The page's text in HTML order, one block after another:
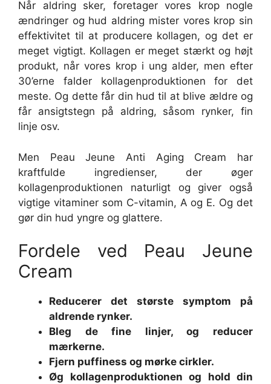
Når aldring sker, foretager vores krop nogle
ændringer og hud aldring mister vores krop sin
effektivitet til at producere kollagen, og det er
meget vigtigt. Kollagen er meget stærkt og højt
produkt, når vores krop i ung alder, men efter
30’erne falder kollagenproduktionen for det
meste. Og dette får din hud til at blive ældre og
får ansigtstegn på aldring, såsom rynker, fin
linje osv.
Men Peau Jeune Anti Aging Cream har
kraftfulde ingredienser, der øger
kollagenproduktionen naturligt og giver også
vigtige vitaminer som C-vitamin, A og E. Og det
gør din hud yngre og glattere.
Fordele ved Peau Jeune
Cream
Reducerer det største symptom på
aldrende rynker.
Bleg de fine linjer, og reducer
mærkerne.
Fjern puffiness og mørke cirkler.
Øg kollagenproduktionen og hold din